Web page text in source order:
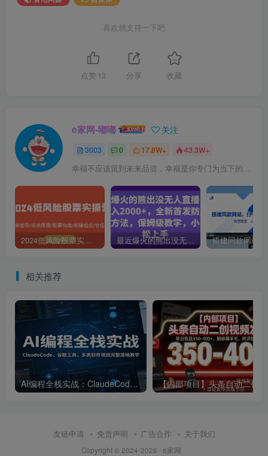
喜欢就支持一下吧
点赞 13 分享 收藏
e家网-嘟嘟 关注
3003 0 17.8W+ 43.3W+
幸福不应该留到未来品尝，幸福是你专门为当下的自己所准备的
2024低风险股票实操营：投资哲学/投资原理/股票估值/构建组合/仓位控制 最近爆火的熊出没无人直播，轻松日入2000+，全新首发防版权违规方法【揭秘】
相关推荐
AI编程全栈实战：ClaudeCode、谷歌工具，多类软件项目完整落地教学
友链申请 免责声明 广告合作 关于我们
Copyright © 2024-2026 · e家网 ·